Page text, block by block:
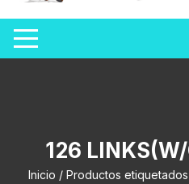
126
Inicio / Productos etiquetados